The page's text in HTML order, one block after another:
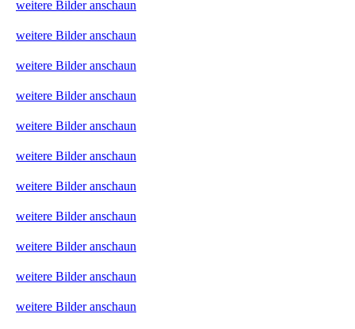
weitere Bilder anschaun
weitere Bilder anschaun
weitere Bilder anschaun
weitere Bilder anschaun
weitere Bilder anschaun
weitere Bilder anschaun
weitere Bilder anschaun
weitere Bilder anschaun
weitere Bilder anschaun
weitere Bilder anschaun
weitere Bilder anschaun